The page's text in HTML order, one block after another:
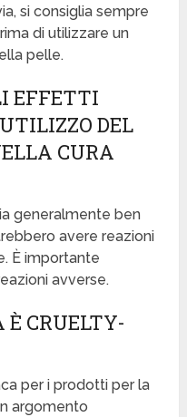
si consiglia sempre
di utilizzare un
pelle.
EFFETTI
DEL
CURA
generalmente ben
avere reazioni
È importante
avverse.
CRUELTY-
per i prodotti per la
argomento